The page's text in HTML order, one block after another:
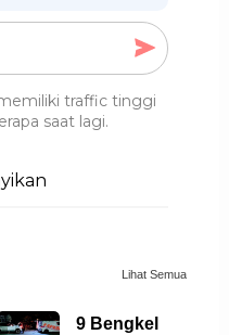
traffic tinggi
saat lagi.
Lihat Semua
9 Bengkel